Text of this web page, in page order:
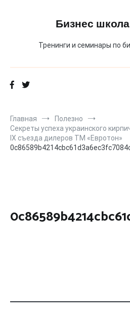
Бизнес
Тренинги и семинары по
Главная
Полезно
Секреты успеха украинского
IX съезда дилеров ТМ «Евротон»